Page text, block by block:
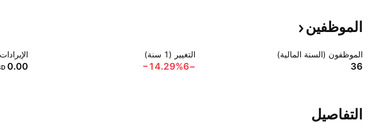
الموظفين
الموظفون (السنة المالية)
36
التغيير (1 سنة)
−6
‪−14.29%‬
0.00
التفاصيل